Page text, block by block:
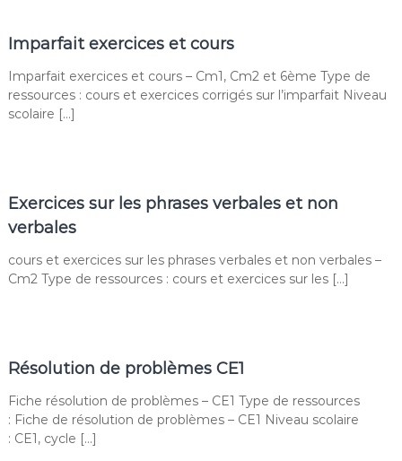
Imparfait exercices et cours
Imparfait exercices et cours – Cm1, Cm2 et 6ème Type de
ressources : cours et exercices corrigés sur l’imparfait Niveau
scolaire […]
Exercices sur les phrases verbales et non
verbales
cours et exercices sur les phrases verbales et non verbales –
Cm2 Type de ressources : cours et exercices sur les […]
Résolution de problèmes CE1
Fiche résolution de problèmes – CE1 Type de ressources
: Fiche de résolution de problèmes – CE1 Niveau scolaire
: CE1, cycle […]